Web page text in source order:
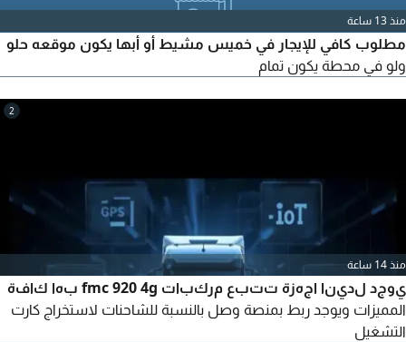
منذ 13 ساعة
مطلوب كافي للإيجار في خميس مشيط أو أبها يكون موقعه حلو
ولو في محطة يكون تمام
2
منذ 14 ساعة
يوجد لدينا اجهزة تتبع مركبات fmc 920 4g بها كافة
المميزات ويوجد ربط بمنصة وصل بالنسبة للشاحنات لاستخراج كارت
التشغيل